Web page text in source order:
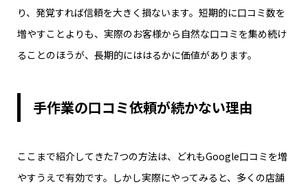
り、発覚すれば信頼を大きく損ないます。短期的に口コミ数を
増やすことよりも、実際のお客様から自然な口コミを集め続け
ることのほうが、長期的にははるかに価値があります。
手作業の口コミ依頼が続かない理由
ここまで紹介してきた7つの方法は、どれもGoogle口コミを増
やすうえで有効です。しかし実際にやってみると、多くの店舗